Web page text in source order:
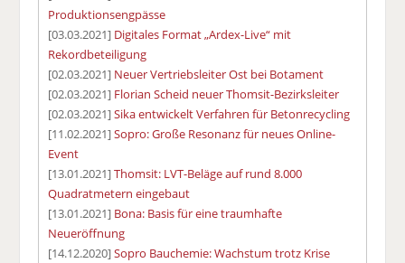
Produktionsengpässe
[03.03.2021] Digitales Format „Ardex-Live“ mit
Rekordbeteiligung
[02.03.2021] Neuer Vertriebsleiter Ost bei Botament
[02.03.2021] Florian Scheid neuer Thomsit-Bezirksleiter
[02.03.2021]Sika entwickelt Verfahren für Betonrecycling
[11.02.2021]Sopro: Große Resonanz für neues Online-
Event
[13.01.2021]Thomsit: LVT-Beläge auf rund 8.000
Quadratmetern eingebaut
[13.01.2021] Bona: Basis für eine traumhafte
Neueröffnung
[14.12.2020]Sopro Bauchemie: Wachstum trotz Krise